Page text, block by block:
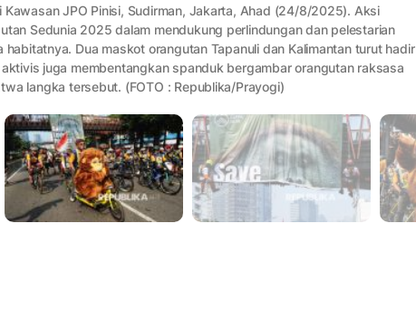
Kawasan JPO Pinisi, Sudirman, Jakarta, Ahad (24/8/2025). Aksi
Sedunia 2025 dalam mendukung perlindungan dan pelestarian
Dua maskot orangutan Tapanuli dan Kalimantan turut hadir
juga membentangkan spanduk bergambar orangutan raksasa
langka tersebut. (FOTO : Republika/Prayogi)